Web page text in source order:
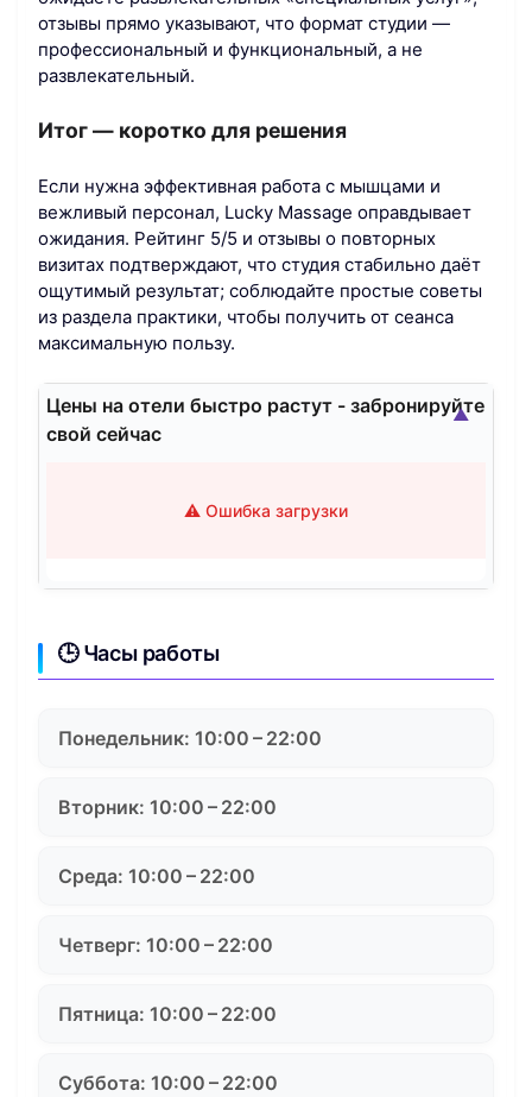
отзывы прямо указывают, что формат студии —
профессиональный и функциональный, а не
развлекательный.
Итог — коротко для решения
Если нужна эффективная работа с мышцами и
вежливый персонал, Lucky Massage оправдывает
ожидания. Рейтинг 5/5 и отзывы о повторных
визитах подтверждают, что студия стабильно даёт
ощутимый результат; соблюдайте простые советы
из раздела практики, чтобы получить от сеанса
максимальную пользу.
Цены на отели быстро растут - забронируйте
свой сейчас
⚠️ Ошибка загрузки
▲
🕒 Часы работы
Понедельник: 10:00 – 22:00
Вторник: 10:00 – 22:00
Среда: 10:00 – 22:00
Четверг: 10:00 – 22:00
Пятница: 10:00 – 22:00
Суббота: 10:00 – 22:00